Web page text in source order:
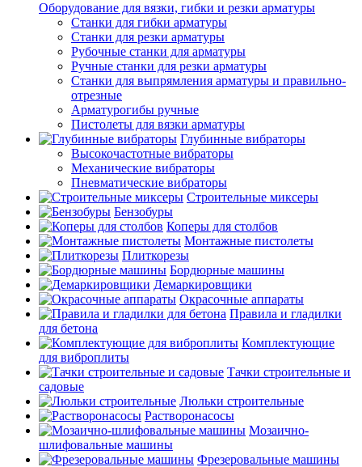
Оборудование для вязки, гибки и резки арматуры
Станки для гибки арматуры
Станки для резки арматуры
Рубочные станки для арматуры
Ручные станки для резки арматуры
Станки для выпрямления арматуры и правильно-
отрезные
Арматурогибы ручные
Пистолеты для вязки арматуры
Глубинные вибраторы
Высокочастотные вибраторы
Механические вибраторы
Пневматические вибраторы
Строительные миксеры
Бензобуры
Коперы для столбов
Монтажные пистолеты
Плиткорезы
Бордюрные машины
Демаркировщики
Окрасочные аппараты
Правила и гладилки
для бетона
Комплектующие
для виброплиты
Тачки строительные и
садовые
Люльки строительные
Растворонасосы
Мозаично-
шлифовальные машины
Фрезеровальные машины